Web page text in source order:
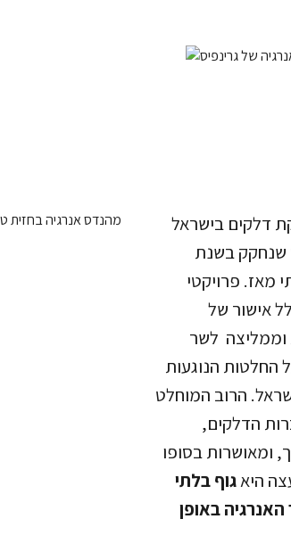
דלקים בישראל
בשנת
מאז. פרויקטי
אישור של
לשר
החלטות הנוגעות
הרוב המוחלט
הדלקים,
בסופו
היאגוף בלתי
באופן